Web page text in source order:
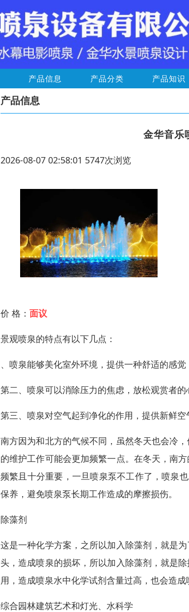
产品信息 产品分类 产品知识
产品信息
金华音乐
2026-08-07 02:58:01 5747次浏览
价 格： 面议
景观喷泉的特点有以下几点：
、喷泉能够美化室外环境，提供一种舒适的感觉
第二、喷泉可以消除压力的焦虑，放松观赏者的
第三、喷泉对空气起到净化的作用，提供新鲜空
南方因为和北方的气候不同，虽然冬天也会冷
的维护工作可能会更加频繁一点。在冬天，南
频繁且十分重要，一旦喷泉泵不工作了，喷泉
保养，避免喷泉泵长期工作造成的摩擦损伤。
除藻剂
这是一种化学方案，之所以加入除藻剂，就是
头，造成喷泉的损坏，所以加入除藻剂，就是
用，造成喷泉水中化学试剂含量过高，也会造
综合园林建筑艺术和灯光、水科学